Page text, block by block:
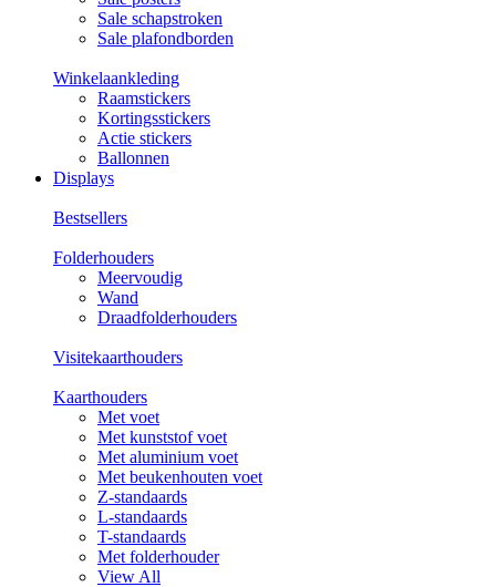
Sale schapstroken
Sale plafondborden
Winkelaankleding
Raamstickers
Kortingsstickers
Actie stickers
Ballonnen
Displays
Bestsellers
Folderhouders
Meervoudig
Wand
Draadfolderhouders
Visitekaarthouders
Kaarthouders
Met voet
Met kunststof voet
Met aluminium voet
Met beukenhouten voet
Z-standaards
L-standaards
T-standaards
Met folderhouder
View All